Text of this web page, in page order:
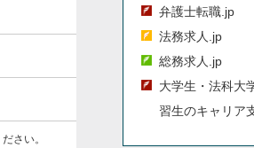
さい。
弁護士転職.jp
法務求人.jp
総務求人.jp
大学生・法科大
習生のキャリア